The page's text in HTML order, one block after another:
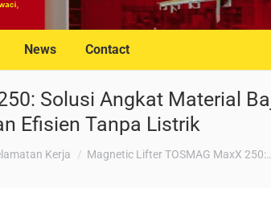
News Contact
Solusi Angkat Material
Efisien Tanpa Listrik
Kerja Magnetic Lifter TOSMAG MaxX